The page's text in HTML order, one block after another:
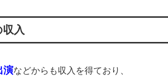
入
演などからも収入を得ており、